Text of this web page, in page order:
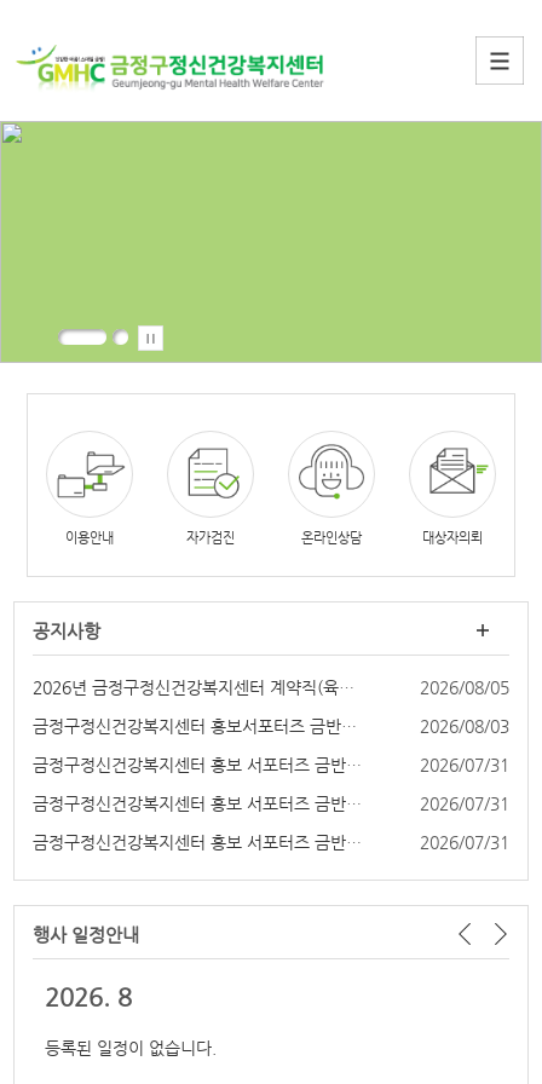
이용안내 자가검진 온라인상담 대상자의뢰
공지사항
2026년 금정구정신건강복지센터 계약직(육아휴직대...
2026/08/05
금정구정신건강복지센터 홍보서포터즈 금반장 4기 ...
2026/08/03
금정구정신건강복지센터 홍보 서포터즈 금반장 4기...
2026/07/31
금정구정신건강복지센터 홍보 서포터즈 금반장 4기...
2026/07/31
금정구정신건강복지센터 홍보 서포터즈 금반장 4기...
2026/07/31
행사 일정안내
2026. 8
등록된 일정이 없습니다.